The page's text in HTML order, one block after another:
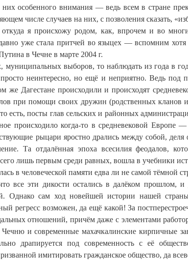
особенного внимания — ведь всем в стране
числе случаев на них, с позволения сказать,
я происхожу родом, как, впрочем и во
уже стала притчей во языцех — вспомним
в Чечне в марте 2004 г.
муниципальных выборов, то наблюдать из года в
неинтересно, но ещё и неприятно. Ведь под
же Дагестане происходили и происходят
при помощи своих дружин (родственных кланов
есть, посты глав сельских и районных
происходило когда-то в средневековой Европе
рыцари яростно дрались между собой, деля
Та отдалённая эпоха всесилия феодалов,
лишь первым среди равных, вошла в учебники
в человеческой памяти едва ли не самой тёмной
все эти дикости остались в далёком
Однако сам ход новейшей истории нашей страны
регресс возможен, да ещё какой! За
отношений, причём даже с элементами
Чечню и современные махачкалинские кирпичные
драпируется под современность с её
имитировать гражданское общество, да